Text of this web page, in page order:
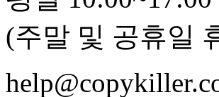
(주말 및 공휴일